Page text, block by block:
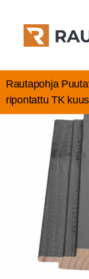
Rautapohja
ri­pon­tat­tu TK